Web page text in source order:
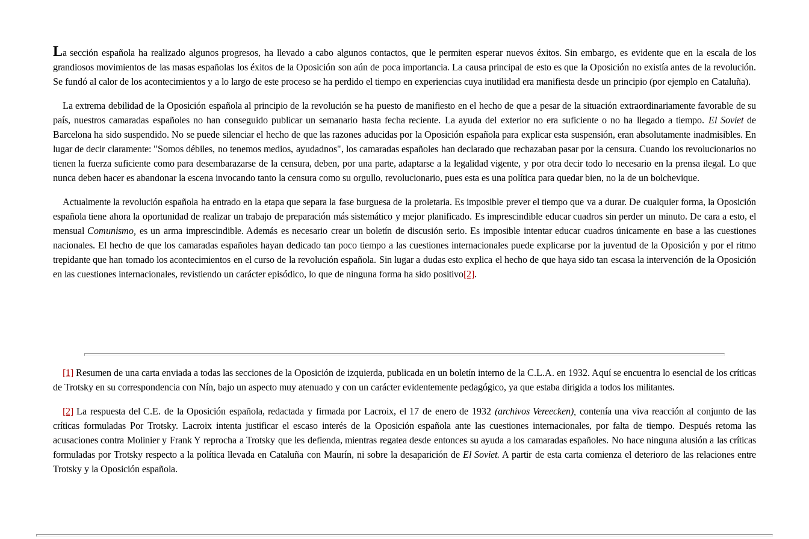
La sección española ha realizado algunos progresos, ha llevado a cabo algunos contactos, que le permiten esperar nuevos éxitos. Sin embargo, es evidente que en la escala de los
grandiosos movimientos de las masas españolas los éxitos de la Oposición son aún de poca importancia. La causa principal de esto es que la Oposición no existía antes de la revolución.
Se fundó al calor de los acontecimientos y a lo largo de este proceso se ha perdido el tiempo en experiencias cuya inutilidad era manifiesta desde un principio (por ejemplo en Cataluña).
La extrema debilidad de la Oposición española al principio de la revolución se ha puesto de manifiesto en el hecho de que a pesar de la situación extraordinariamente favorable de su
país, nuestros camaradas españoles no han conseguido publicar un semanario hasta fecha reciente. La ayuda del exterior no era suficiente o no ha llegado a tiempo. El Sovietde
Barcelona ha sido suspendido. No se puede silenciar el hecho de que las razones aducidas por la Oposición española para explicar esta suspensión, eran absolutamente inadmisibles. En
lugar de decir claramente: "Somos débiles, no tenemos medios, ayudadnos", los camaradas españoles han declarado que rechazaban pasar por la censura. Cuando los revolucionarios no
tienen la fuerza suficiente como para desembarazarse de la censura, deben, por una parte, adaptarse a la legalidad vigente, y por otra decir todo lo necesario en la prensa ilegal. Lo que
nunca deben hacer es abandonar la escena invocando tanto la censura como su orgullo, revolucionario, pues esta es una política para quedar bien, no la de un bolchevique.
Actualmente la revolución española ha entrado en la etapa que separa la fase burguesa de la proletaria. Es imposible prever el tiempo que va a durar. De cualquier forma, la Oposición
española tiene ahora la oportunidad de realizar un trabajo de preparación más sistemático y mejor planificado. Es imprescindible educar cuadros sin perder un minuto. De cara a esto, el
mensual Comunismo, es un arma imprescindible. Además es necesario crear un boletín de discusión serio. Es imposible intentar educar cuadros únicamente en base a las cuestiones
nacionales. El hecho de que los camaradas españoles hayan dedicado tan poco tiempo a las cuestiones internacionales puede explicarse por la juventud de la Oposición y por el ritmo
trepidante que han tomado los acontecimientos en el curso de la revolución española. Sin lugar a dudas esto explica el hecho de que haya sido tan escasa la intervención de la Oposición
en las cuestiones internacionales, revistiendo un carácter episódico, lo que de ninguna forma ha sido positivo[2].
[1]Resumen de una carta enviada a todas las secciones de la Oposición de izquierda, publicada en un boletín interno de la C.L.A. en 1932. Aquí se encuentra lo esencial de los críticas
de Trotsky en su correspondencia con Nín, bajo un aspecto muy atenuado y con un carácter evidentemente pedagógico, ya que estaba dirigida a todos los militantes.
[2]La respuesta del C.E. de la Oposición española, redactada y firmada por Lacroix, el 17 de enero de 1932 (archivos Vereecken), contenía una viva reacción al conjunto de las
críticas formuladas Por Trotsky. Lacroix intenta justificar el escaso interés de la Oposición española ante las cuestiones internacionales, por falta de tiempo. Después retoma las
acusaciones contra Molinier y Frank Y reprocha a Trotsky que les defienda, mientras regatea desde entonces su ayuda a los camaradas españoles. No hace ninguna alusión a las críticas
formuladas por Trotsky respecto a la política llevada en Cataluña con Maurín, ni sobre la desaparición de El Soviet. A partir de esta carta comienza el deterioro de las relaciones entre
Trotsky y la Oposición española.